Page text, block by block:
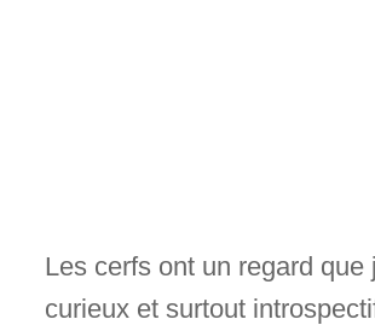
Les cerfs ont un regard
curieux et surtout